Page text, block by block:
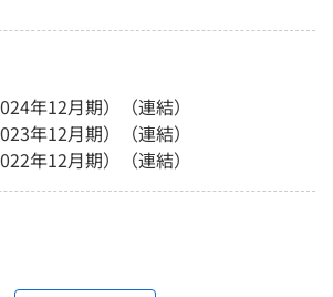
年12月期）（連結）
年12月期）（連結）
年12月期）（連結）